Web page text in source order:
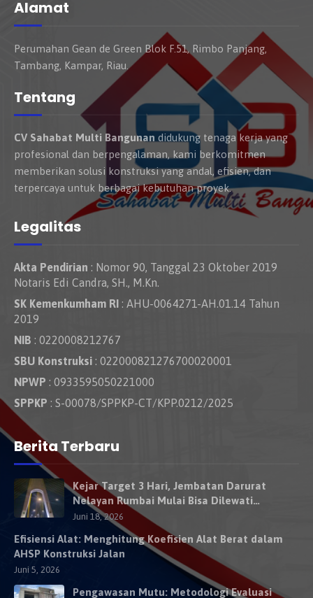
Alamat
Perumahan Gean de Green Blok F.51, Rimbo Panjang,
Tambang, Kampar, Riau.
Tentang
CV Sahabat Multi Bangunan didukung tenaga kerja yang
profesional dan berpengalaman, kami berkomitmen
memberikan solusi konstruksi yang andal, efisien, dan
terpercaya untuk berbagai kebutuhan proyek.
Legalitas
Akta Pendirian : Nomor 90, Tanggal 23 Oktober 2019
Notaris Edi Candra, SH., M.Kn.
SK Kemenkumham RI : AHU-0064271-AH.01.14 Tahun
2019
NIB : 0220008212767
SBU Konstruksi : 022000821276700020001
NPWP : 0933595050221000
SPPKP : S-00078/SPPKP-CT/KPP.0212/2025
Berita Terbaru
Kejar Target 3 Hari, Jembatan Darurat
Nelayan Rumbai Mulai Bisa Dilewati
Kendaraan Besok
Juni 18, 2026
Efisiensi Alat: Menghitung Koefisien Alat Berat dalam
AHSP Konstruksi Jalan
Juni 5, 2026
Pengawasan Mutu: Metodologi Evaluasi